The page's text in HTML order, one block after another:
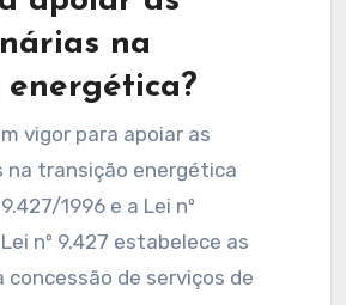
na
vigor para apoiar as
na transição energética
1996 e a Lei nº
nº 9.427 estabelece as
concessão de serviços de